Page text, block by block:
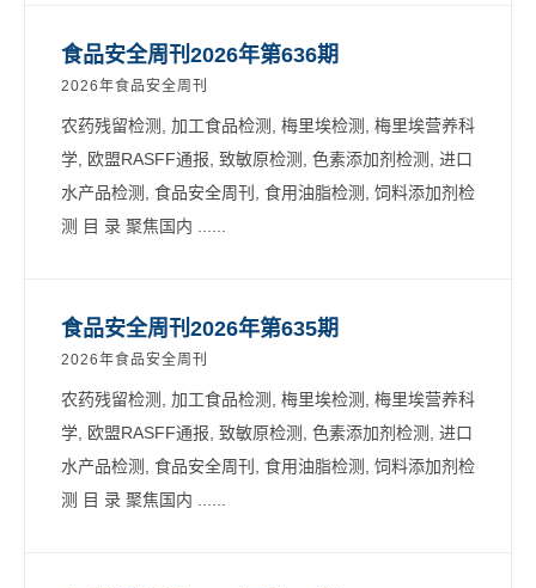
食品安全周刊2026年第636期
2026年食品安全周刊
农药残留检测, 加工食品检测, 梅里埃检测, 梅里埃营养科
学, 欧盟RASFF通报, 致敏原检测, 色素添加剂检测, 进口
水产品检测, 食品安全周刊, 食用油脂检测, 饲料添加剂检
测 目 录 聚焦国内 ......
食品安全周刊2026年第635期
2026年食品安全周刊
农药残留检测, 加工食品检测, 梅里埃检测, 梅里埃营养科
学, 欧盟RASFF通报, 致敏原检测, 色素添加剂检测, 进口
水产品检测, 食品安全周刊, 食用油脂检测, 饲料添加剂检
测 目 录 聚焦国内 ......